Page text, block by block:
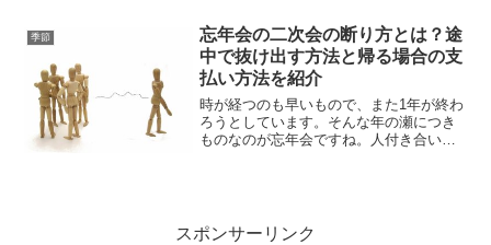
るかと思います。お相手の男性がお酒好
きであればお酒を贈ろうと...
季節
忘年会の二次会の断り方とは？途
中で抜け出す方法と帰る場合の支
払い方法を紹介
時が経つのも早いもので、また1年が終わ
ろうとしています。そんな年の瀬につき
ものなのが忘年会ですね。人付き合いが
スポンサーリンク